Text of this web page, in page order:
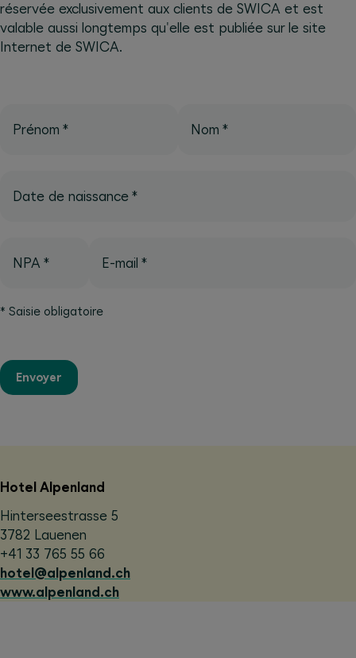
réservée exclusivement aux clients de SWICA et est
valable aussi longtemps qu'elle est publiée sur le site
Internet de SWICA.
Prénom * Nom *
Date de naissance *
NPA * E-mail *
* Saisie obligatoire
Envoyer
Hotel Alpenland
Hinterseestrasse 5
3782 Lauenen
+41 33 765 55 66
hotel@alpenland.ch
www.alpenland.ch